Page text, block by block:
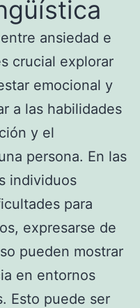
ansiedad e
crucial explorar
emocional y
a las habilidades
y el
persona. En las
individuos
para
expresarse de
pueden mostrar
en entornos
Esto puede ser